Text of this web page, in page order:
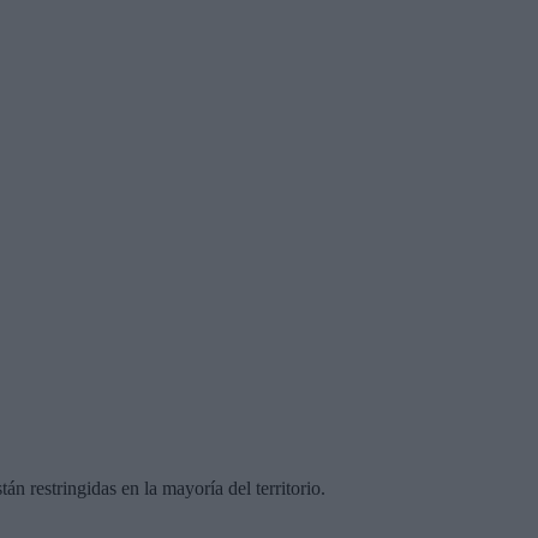
restringidas en la mayoría del territorio.